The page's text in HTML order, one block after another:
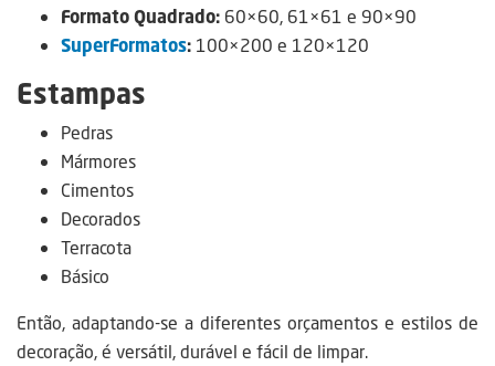
Formato Quadrado: 60×60, 61×61 e 90×90
SuperFormatos: 100×200 e 120×120
Estampas
Pedras
Mármores
Cimentos
Decorados
Terracota
Básico
Então, adaptando-se a diferentes orçamentos e estilos de
decoração, é versátil, durável e fácil de limpar.